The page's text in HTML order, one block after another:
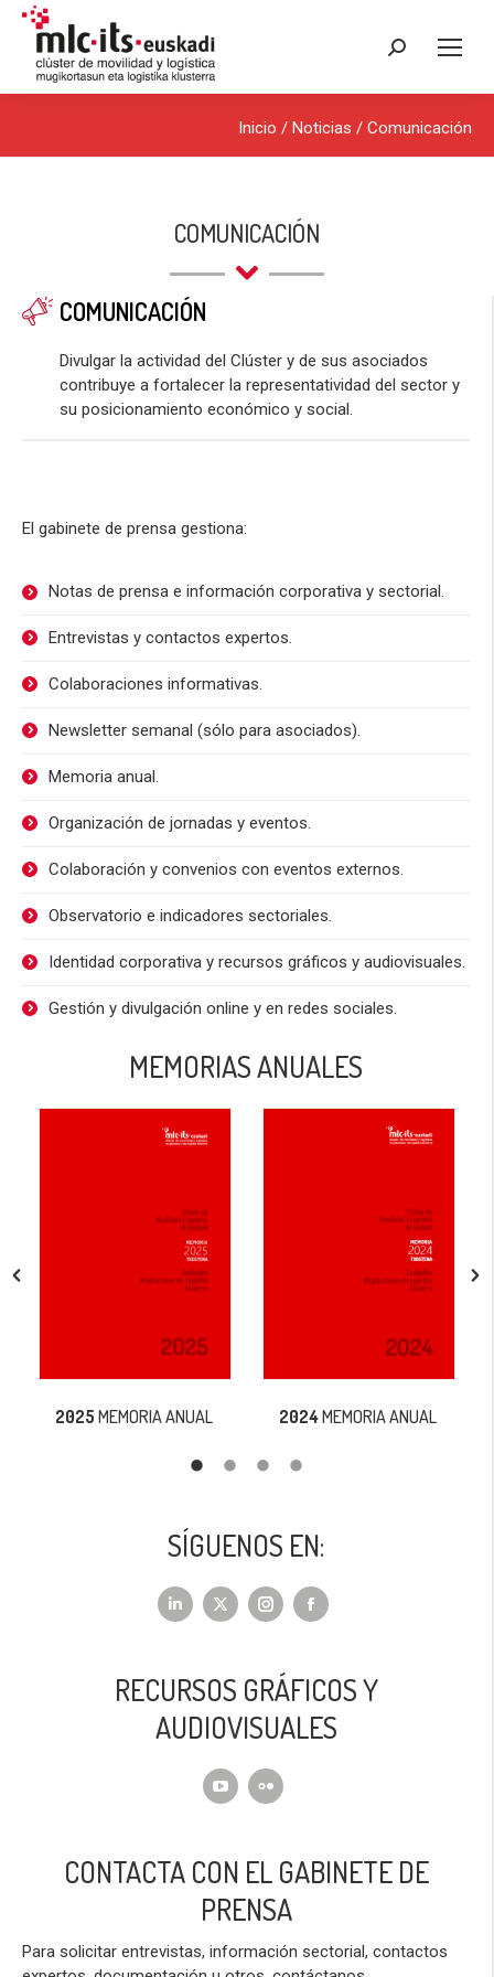
Buscar:
Inicio / Noticias / Comunicación
COMUNICACIÓN
COMUNICACIÓN
Divulgar la actividad del Clúster y de sus asociados
contribuye a fortalecer la representatividad del sector y
su posicionamiento económico y social.
El gabinete de prensa gestiona:
Notas de prensa e información corporativa y sectorial.
Entrevistas y contactos expertos.
Colaboraciones informativas.
Newsletter semanal (sólo para asociados).
Memoria anual.
Organización de jornadas y eventos.
Colaboración y convenios con eventos externos.
Observatorio e indicadores sectoriales.
Identidad corporativa y recursos gráficos y audiovisuales.
Gestión y divulgación online y en redes sociales.
MEMORIAS ANUALES
2025 MEMORIA ANUAL 2024MEMORIA ANUAL
SÍGUENOS EN:
RECURSOS GRÁFICOS Y
AUDIOVISUALES
CONTACTA CON EL GABINETE DE
PRENSA
Para solicitar entrevistas, información sectorial, contactos